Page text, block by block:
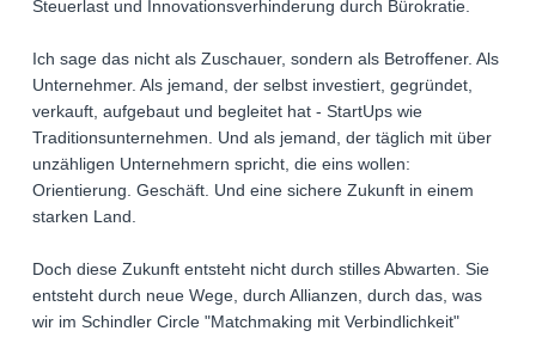
Steuerlast und Innovationsverhinderung durch Bürokratie.
Ich sage das nicht als Zuschauer, sondern als Betroffener. Als
Unternehmer. Als jemand, der selbst investiert, gegründet,
verkauft, aufgebaut und begleitet hat - StartUps wie
Traditionsunternehmen. Und als jemand, der täglich mit über
unzähligen Unternehmern spricht, die eins wollen:
Orientierung. Geschäft. Und eine sichere Zukunft in einem
starken Land.
Doch diese Zukunft entsteht nicht durch stilles Abwarten. Sie
entsteht durch neue Wege, durch Allianzen, durch das, was
wir im Schindler Circle "Matchmaking mit Verbindlichkeit"